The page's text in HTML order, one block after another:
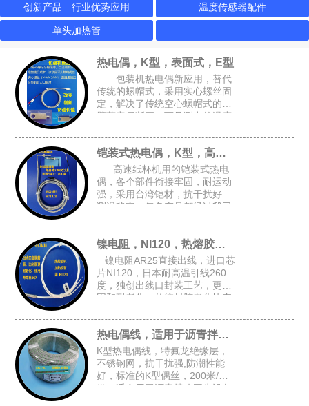
创新产品—行业优势应用 温度传感器配件
单头加热管
热电偶，K型，表面式，E型
包装机热电偶新应用，替代
传统的螺帽式，采用实心螺丝固
定，解决了传统空心螺帽式的牙
壁薄容易断牙，而且测出的温度
的锁孔，安装空间要求小，适合
包装设备的加热磨具，热封刀铠装式热电偶，K型，高速纸杯机K型偶
高速纸杯机用的铠装式热电
偶，各个部件衔接牢固，耐运动
强，采用台湾铠材，抗干扰好，
测温稳定，每条产品都经过我司
检测，确保每条产品都是完好的
才能出厂
镍电阻，NI120，热熔胶机胶管感温头
镍电阻AR25直接出线，进口芯
片NI120，日本耐高温引线260
度，独创出线口封装工艺，更牢
固和耐老化，传统封胶老化快寿
5*30，4*30
热电偶线，适用于沥青拌热再生设备
K型热电偶线，特氟龙绝缘层，
不锈钢网，抗干扰强,防潮性能
好，标准的K型偶丝，200米/
卷，适合用于沥青拌热再生设备